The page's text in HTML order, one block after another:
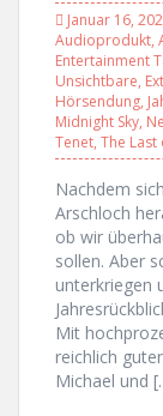
Januar 16,
Audioprodukt,
Entertainment
Unsichtbare,
Hörsendung,
Midnight Sky,
Tenet, The Last
Nachdem
Arschloch
ob wir
sollen. Aber
unterkriegen
Mit
reichlich
Michael und